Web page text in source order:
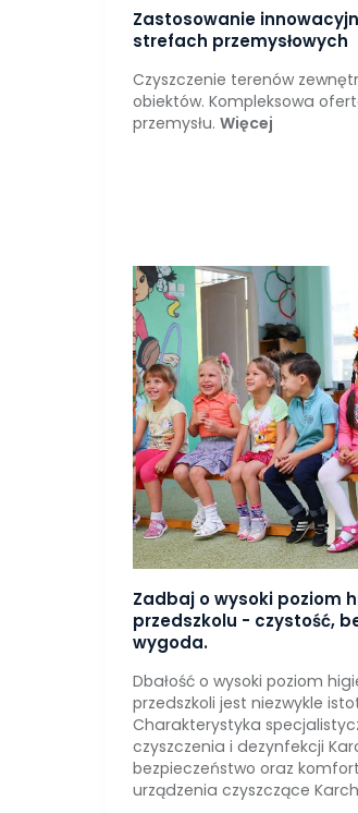
Zastosowanie
strefach przemysłowych
Czyszczenie terenów
obiektów. Kompleksowa
przemysłu. Więcej
Zadbaj o wysoki poziom
przedszkolu - czystość,
wygoda.
Dbałość o wysoki poziom
przedszkoli jest niezwykle
Charakterystyka
czyszczenia i dezynfekcji
bezpieczeństwo oraz
urządzenia czyszczące